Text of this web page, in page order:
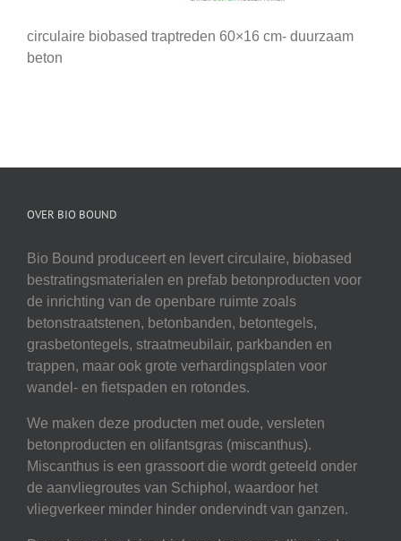
circulaire biobased traptreden 60×16 cm- duurzaam
beton
OVER BIO BOUND
Bio Bound produceert en levert circulaire, biobased
bestratingsmaterialen en prefab betonproducten voor
de inrichting van de openbare ruimte zoals
betonstraatstenen, betonbanden, betontegels,
grasbetontegels, straatmeubilair, parkbanden en
trappen, maar ook grote verhardingsplaten voor
wandel- en fietspaden en rotondes.
We maken deze producten met oude, versleten
betonproducten en olifantsgras (miscanthus).
Miscanthus is een grassoort die wordt geteeld onder
de aanvliegroutes van Schiphol, waardoor het
vliegverkeer minder hinder ondervindt van ganzen.